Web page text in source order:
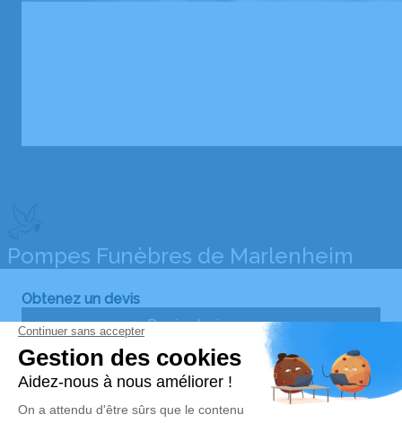
Pompes Funèbres de Marlenheim
Obtenez un devis
Devis obsèques
Devis prévoyance